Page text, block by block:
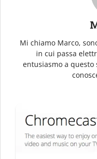
Mi chiamo Marco,
in cui passa
entusiasmo a